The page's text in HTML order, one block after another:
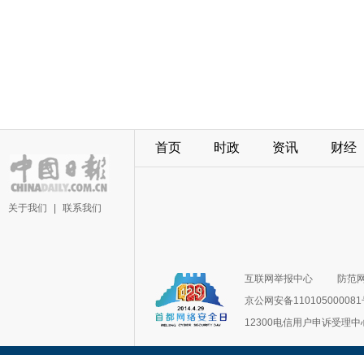
关于我们 联系我们
首页 时政 资讯 财经
互联网举报中心
防范
京公网安备110105000081
12300电信用户申诉受理中